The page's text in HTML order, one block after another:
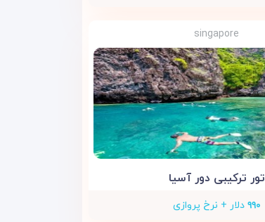
singapore
تور ترکیبی دور آسیا
۹۹۰ دلار + نرخ پروازی